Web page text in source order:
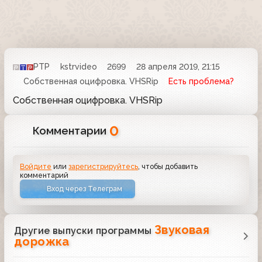
РТР kstrvideo 2699
28 апреля 2019, 21:15
Собственная оцифровка. VHSRip
Есть проблема?
Собственная оцифровка. VHSRip
Комментарии 0
Войдите илизарегистрируйтесь , чтобы добавить
комментарий
Вход через Телеграм
Другие выпуски программы Звуковая
дорожка